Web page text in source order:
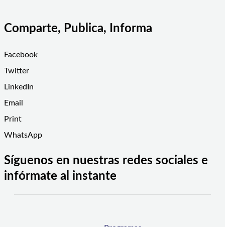
Comparte, Publica, Informa
Facebook
Twitter
LinkedIn
Email
Print
WhatsApp
Síguenos en nuestras redes sociales e
infórmate al instante